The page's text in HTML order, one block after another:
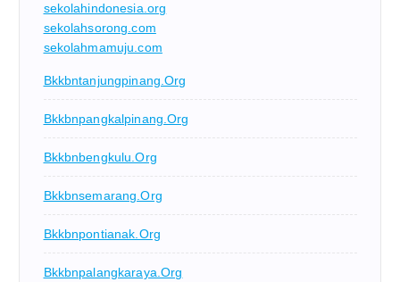
sekolahindonesia.org
sekolahsorong.com
sekolahmamuju.com
Bkkbntanjungpinang.org
Bkkbnpangkalpinang.org
Bkkbnbengkulu.org
Bkkbnsemarang.org
Bkkbnpontianak.org
Bkkbnpalangkaraya.org